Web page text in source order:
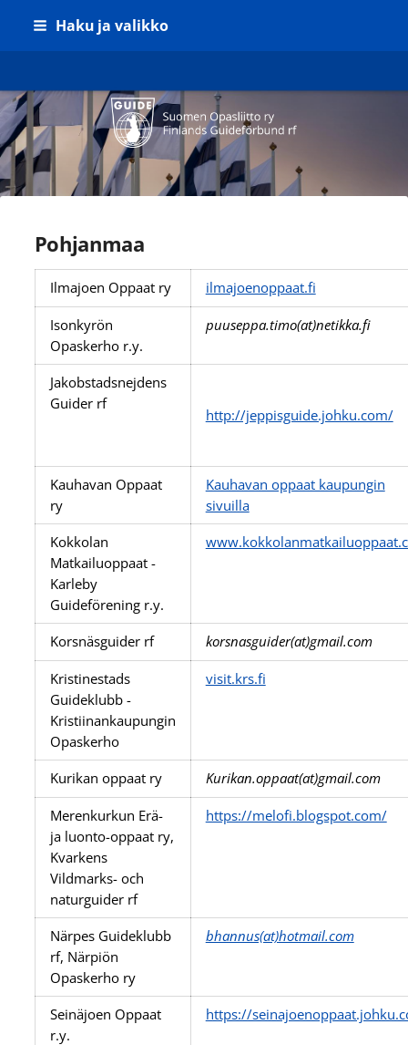
Siirry
Haku ja valikko
Suomen Opasliitto ry
Pohjanmaa
Ilmajoen Oppaat ry ilmajoenoppaat.fi
Isonkyrön
Opaskerho r.y.
puuseppa.timo(at)netikka.fi
Jakobstadsnejdens
Guider rf
http://jeppisguide.johku.com/
Kauhavan Oppaat
ry
Kauhavan oppaat kaupungin
sivuilla
Kokkolan
Matkailuoppaat -
Karleby
Guideförening r.y.
Korsnäsguider rf korsnasguider(at)gmail.com
Kristinestads
Guideklubb -
Kristiinankaupungin
Opaskerho
visit.krs.fi
Kurikan oppaat ry Kurikan.oppaat(at)gmail.com
Merenkurkun Erä-
ja luonto-oppaat ry,
Kvarkens
Vildmarks- och
naturguider rf
https://melofi.blogspot.com/
Närpes Guideklubb
rf, Närpiön
Opaskerho ry
bhannus(at)hotmail.com
Seinäjoen Oppaat
r.y.
https://